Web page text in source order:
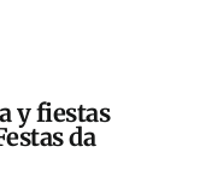
y fiestas
da